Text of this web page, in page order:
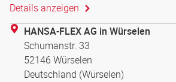
Details anzeigen
HANSA-FLEX AG in Würselen
Schumanstr. 33
52146 Würselen
Deutschland (Würselen)